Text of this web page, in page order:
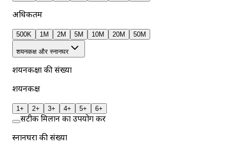
अधिकतम
500K 1M 2M 5M 10M 20M 50M
शयनकक्ष और स्नानघर
शयनकक्षों की संख्या
शयनकक्ष
1+ 2+ 3+ 4+ 5+ 6+
सटीक मिलान का उपयोग करें
स्नानघरों की संख्या